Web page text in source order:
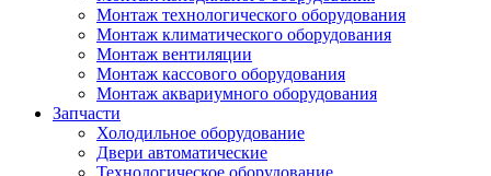
Монтаж технологического оборудования
Монтаж климатического оборудования
Монтаж вентиляции
Монтаж кассового оборудования
Монтаж аквариумного оборудования
Запчасти
Холодильное оборудование
Двери автоматические
Технологическое оборудование